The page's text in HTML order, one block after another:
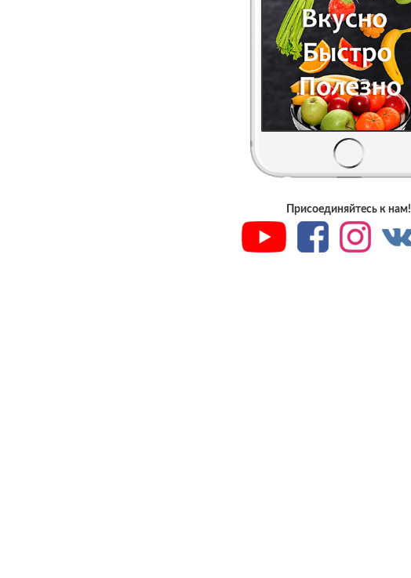
Присоединяйтесь к нам!